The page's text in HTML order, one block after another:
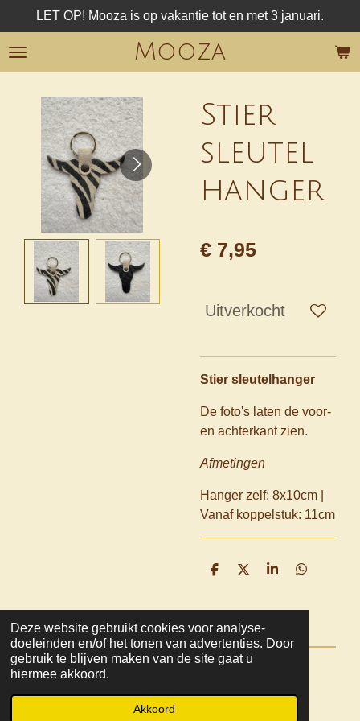
Deze website gebruikt cookies voor analyse-
doeleinden en/of het tonen van advertenties. Door
gebruik te blijven maken van de site gaat u
hiermee akkoord.
Akkoord
direct
naar
de
hoofdinhoud
Mooza
LET OP! Mooza is op vakantie tot en met 3 januari.
Stier
sleutel
hanger
€ 7,95
Uitverkocht
Stier sleutelhanger
De foto's laten de voor-
en achterkant zien.
Afmetingen
Hanger zelf: 8x10cm |
Vanaf koppelstuk: 11cm
D
e
n
D
l
S
r
D
e
© 2022 - 2026 Mooza